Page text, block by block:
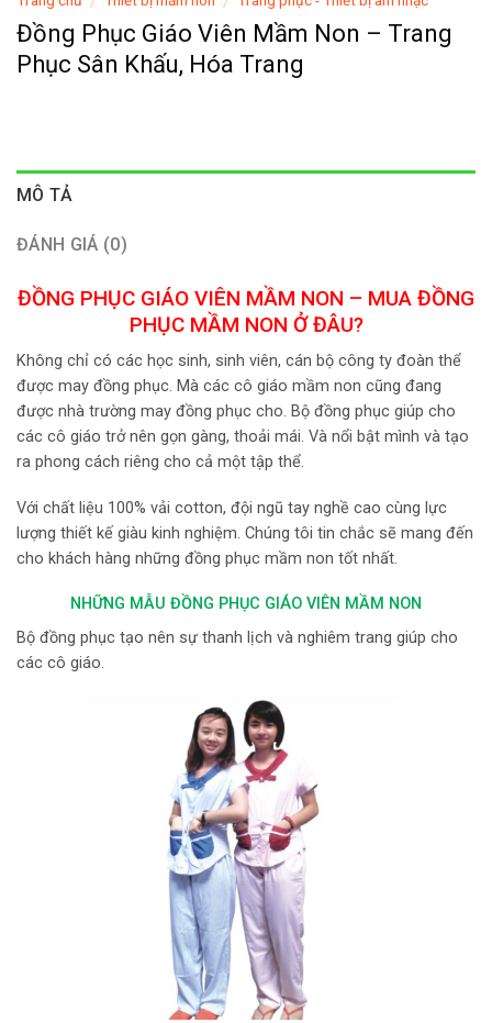
Đồng Phục Giáo Viên Mầm Non – Trang
Phục Sân Khấu, Hóa Trang
MÔ TẢ
ĐÁNH GIÁ (0)
ĐỒNG PHỤC GIÁO VIÊN MẦM NON – MUA ĐỒNG
PHỤC MẦM NON Ở ĐÂU?
Không chỉ có các học sinh, sinh viên, cán bộ công ty đoàn thể
được may đồng phục. Mà các cô giáo mầm non cũng đang
được nhà trường may đồng phục cho. Bộ đồng phục giúp cho
các cô giáo trở nên gọn gàng, thoải mái. Và nổi bật mình và tạo
ra phong cách riêng cho cả một tập thể.
Với chất liệu 100% vải cotton, đội ngũ tay nghề cao cùng lực
lượng thiết kế giàu kinh nghiệm. Chúng tôi tin chắc sẽ mang đến
cho khách hàng những đồng phục mầm non tốt nhất.
NHỮNG MẪU ĐỒNG PHỤC GIÁO VIÊN MẦM NON
Bộ đồng phục tạo nên sự thanh lịch và nghiêm trang giúp cho
các cô giáo.